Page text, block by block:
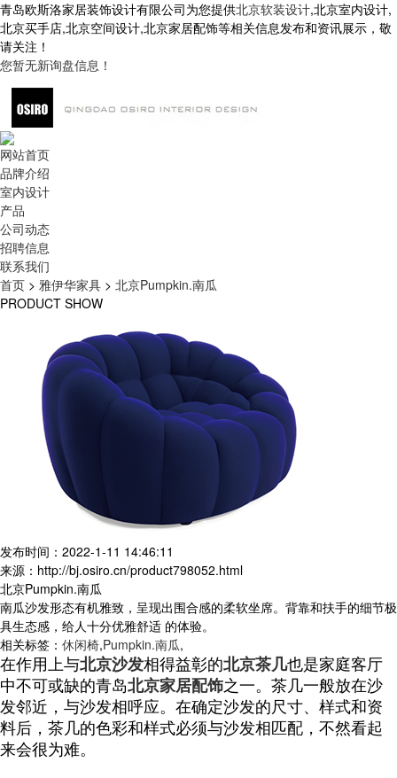
青岛欧斯洛家居装饰设计有限公司为您提供北京软装设计,北京室内设计,
北京买手店,北京空间设计,北京家居配饰等相关信息发布和资讯展示，敬
请关注！
您暂无新询盘信息！
网站首页
品牌介绍
室内设计
产品
公司动态
招聘信息
联系我们
首页 > 雅伊华家具 > 北京Pumpkin.南瓜
PRODUCT SHOW
发布时间：2022-1-11 14:46:11
来源：http://bj.osiro.cn/product798052.html
北京Pumpkin.南瓜
南瓜沙发形态有机雅致，呈现出围合感的柔软坐席。背靠和扶手的细节极
具生态感，给人十分优雅舒适 的体验。
相关标签： 休闲椅,Pumpkin.南瓜,
在作用上与北京沙发相得益彰的北京茶几也是家庭客厅
中不可或缺的青岛北京家居配饰之一。 茶几一般放在沙
发邻近，与沙发相呼应。 在确定沙发的尺寸、样式和资
料后， 茶几的色彩和样式必须与沙发相匹配，不然看起
来会很为难。